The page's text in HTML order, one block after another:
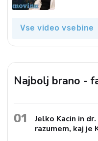
Vse video vsebine
Najbolj brano -
01
Jelko Kacin in
razumem, kaj je